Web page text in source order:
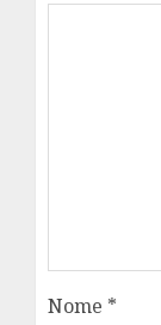
Nome *